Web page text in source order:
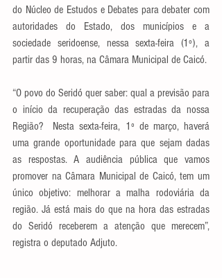
do Núcleo de Estudos e Debates para debater com
autoridades do Estado, dos municípios e a
sociedade seridoense, nessa sexta-feira (1º), a
partir das 9 horas, na Câmara Municipal de Caicó.
“O povo do Seridó quer saber: qual a previsão para
o início da recuperação das estradas da nossa
Região?  Nesta sexta-feira, 1º de março, haverá
uma grande oportunidade para que sejam dadas
as respostas. A audiência pública que vamos
promover na Câmara Municipal de Caicó, tem um
único objetivo: melhorar a malha rodoviária da
região. Já está mais do que na hora das estradas
do Seridó receberem a atenção que merecem”,
registra o deputado Adjuto.